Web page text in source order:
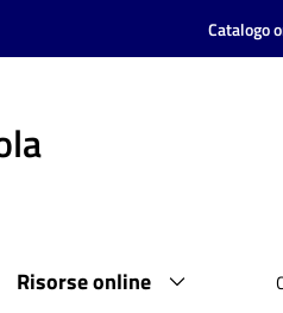
Catalogo
Risorse online